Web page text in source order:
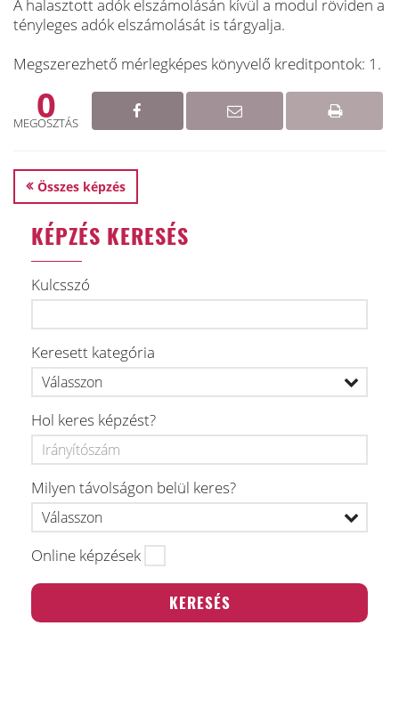
A halasztott adók elszámolásán kívül a modul röviden a
tényleges adók elszámolását is tárgyalja.
Megszerezhető mérlegképes könyvelő kreditpontok: 1.
0
MEGOSZTÁS
Összes képzés
KÉPZÉS KERESÉS
Kulcsszó
Keresett kategória
Hol keres képzést?
Milyen távolságon belül keres?
Online képzések